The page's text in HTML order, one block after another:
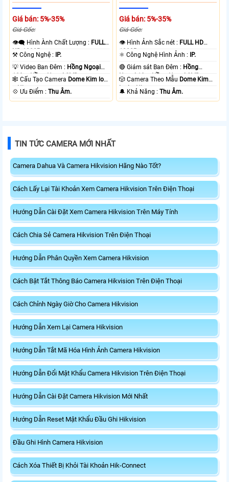
Giá bán: 5%-35%
Giá Gốc:
👁️‍🗨 Hình Ành Chất Lượng : FULL
HD 1080P .
⚒ Công Nghệ :
IP.
💡 Video Ban Đêm : Hồng Ngoại
100m Hồng Ngoại SMD.
🕸️ Cấu Tạo Camera Dome Kim loại
+ Nhựa.
️💠 Ưu Điểm :Thu Âm.
Giá bán: 5%-35%
Giá Gốc:
👁 Hình Ảnh Sắc nét : FULL HD
1080P .
⚛️ Công Nghệ Hình Ảnh :
IP.
🔴 Giám sát Ban Đêm : Hồng
Ngoại 10m Hồng Ngoại SMD.
🎲 Camera Theo Mẫu Dome Kim
loại + Nhựa.
️🔔 Khả Năng :Thu Âm.
TIN TỨC CAMERA MỚI NHẤT
Camera Dahua Và Camera Hikvision Hãng Nào Tốt?
Cách Lấy Lại Tài Khoản Xem Camera Hikvision Trên Điện Thoại
Hướng Dẫn Cài Đặt Xem Camera Hikvision Trên Máy Tính
Cách Chia Sẻ Camera Hikvision Trên Điện Thoại
Hướng Dẫn Phân Quyền Xem Camera Hikvision
Cách Bật Tắt Thông Báo Camera Hikvision Trên Điện Thoại
Cách Chỉnh Ngày Giờ Cho Camera Hikvision
Hướng Dẫn Xem Lại Camera Hikvision
Hướng Dẫn Tắt Mã Hóa Hình Ảnh Camera Hikvision
Hướng Dẫn Đổi Mật Khẩu Camera Hikvision Trên Điện Thoại
Hướng Dẫn Cài Đặt Camera Hikvision Mới Nhất
Hướng Dẫn Reset Mật Khẩu Đầu Ghi Hikvision
Đầu Ghi Hình Camera Hikvision
Cách Xóa Thiết Bị Khỏi Tài Khoản Hik-Connect